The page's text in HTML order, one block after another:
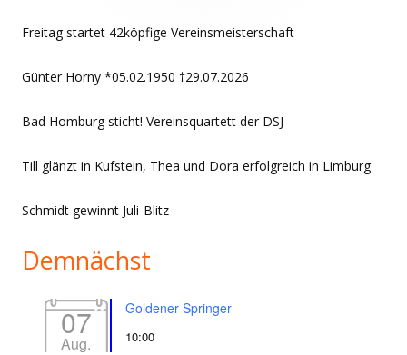
Freitag startet 42köpfige Vereinsmeisterschaft
Günter Horny *05.02.1950 †29.07.2026
Bad Homburg sticht! Vereinsquartett der DSJ
Till glänzt in Kufstein, Thea und Dora erfolgreich in Limburg
Schmidt gewinnt Juli-Blitz
Demnächst
07
Aug.
Goldener Springer
10:00